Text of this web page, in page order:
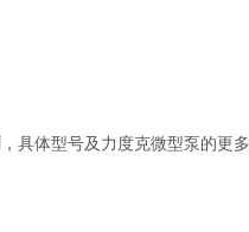
，具体型号及力度克微型泵的更